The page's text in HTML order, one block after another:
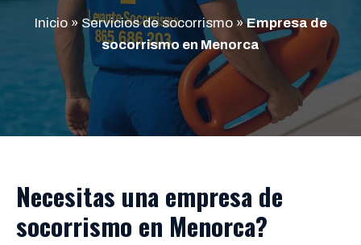
Inicio» Servicios de socorrismo»Empresa de
socorrismo en Menorca
Necesitas una empresa de
socorrismo en Menorca?